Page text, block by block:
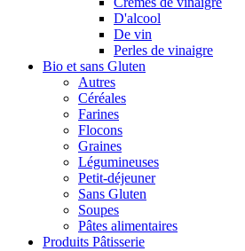
D'alcool
De vin
Perles de vinaigre
Bio et sans Gluten
Autres
Céréales
Farines
Flocons
Graines
Légumineuses
Petit-déjeuner
Sans Gluten
Soupes
Pâtes alimentaires
Produits Pâtisserie